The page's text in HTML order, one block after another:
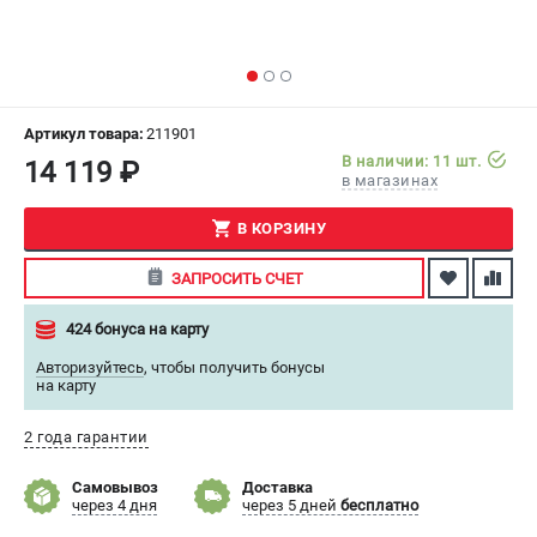
СЕРВИС
МАГАЗИНЫ
ПОДДЕРЖКА
Сервисный центр
Как нас найти
ИНФОРМАЦИЯ
Юридическая информация
Пользовательское соглашение
Артикул товара: 211901
14 119 ₽
В наличии: 11 шт.
в магазинах
В КОРЗИНУ
ЗАПРОСИТЬ СЧЕТ
424 бонуса на карту
Авторизуйтесь, чтобы получить бонусы
на карту
2 года гарантии
Самовывоз
через 4 дня
Доставка
через 5 дней бесплатно